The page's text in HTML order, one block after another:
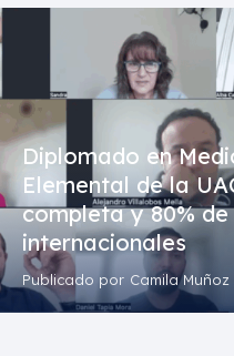
Diplomado en
Elemental de la
completa y 80%
internacionales
Publicado por Camila Muñoz